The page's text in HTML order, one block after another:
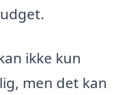
ikke kun
men det kan